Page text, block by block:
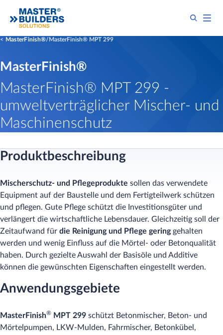
MasterFinish® MasterFinish® MPT 299
MasterFinish®
MasterFinish® MPT 299 -
umweltverträglicher Mischer- und
Maschinenschutz
Produktbeschreibung
Mischerschutz- und Pflegeprodukte sollen das verwendete
Equipment auf der Baustelle und dem Fertigteilwerk schützen
und pflegen. Gute Pflege schützt die Investitionsgüter und
verlängert die wirtschaftliche Lebensdauer. Gleichzeitig soll der
Zeitaufwand für die Reinigung und Pflege gering gehalten
werden und wenig Einfluss auf die Mörtel- oder Betonqualität
haben. Durch gezielte Auswahl der Basisöle und Additive
können die gewünschten Eigenschaften eingestellt werden.
Anwendungsgebiete
MasterFinish® MPT 299 schützt Betonmischer, Beton- und
Mörtelpumpen, LKW-Mulden, Fahrmischer, Betonkübel,